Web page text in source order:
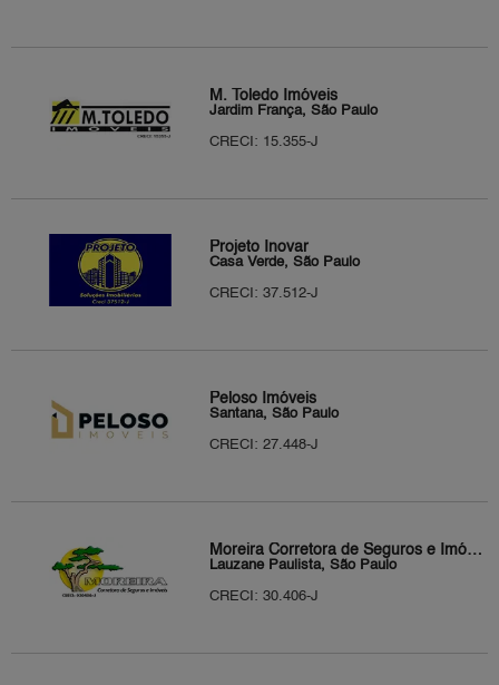
M. Toledo Imóveis
Jardim França, São Paulo
CRECI: 15.355-J
Projeto Inovar
Casa Verde, São Paulo
CRECI: 37.512-J
Peloso Imóveis
Santana, São Paulo
CRECI: 27.448-J
Moreira Corretora de Seguros e Imóveis
Lauzane Paulista, São Paulo
CRECI: 30.406-J